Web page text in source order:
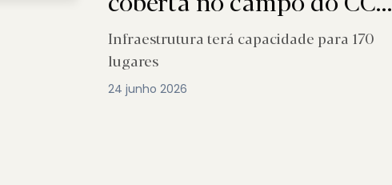
Raul Brandão
Infraestrutura terá capacidade para 170
lugares
24 junho 2026